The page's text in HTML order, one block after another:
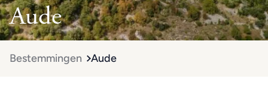
Aude
Bestemmingen Aude